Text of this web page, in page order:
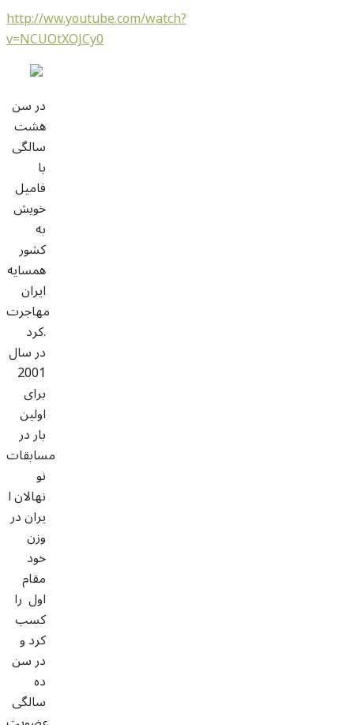
http://ww.youtube.com/watch?
v=NCUOtXOJCy0
در سن
هشت
سالگی
با
فامیل
خویش
به
کشور
همسايه
ایران
مهاجرت
کرد.
در سال
2001
برای
اولین
بار در
مسابقات
نو
نهالان ا
یران در
وزن
خود
مقام
اول را
کسب
کرد و
در سن
ده
سالگی